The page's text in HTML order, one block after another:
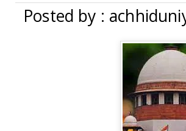
Posted by :